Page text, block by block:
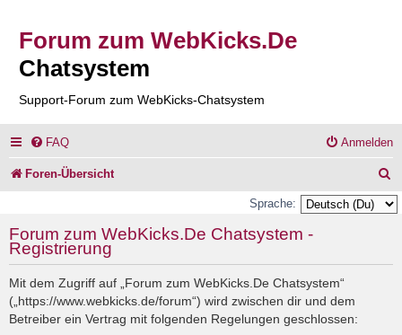
Forum zum WebKicks.De
Chatsystem
Support-Forum zum WebKicks-Chatsystem
FAQ Anmelden
Foren-Übersicht
u
Sprache:
Forum zum WebKicks.De Chatsystem -
Registrierung
Mit dem Zugriff auf „Forum zum WebKicks.De Chatsystem“
(„https://www.webkicks.de/forum“) wird zwischen dir und dem
Betreiber ein Vertrag mit folgenden Regelungen geschlossen: